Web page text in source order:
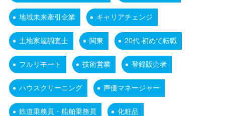
地域未来牽引企業 キャリアチェンジ
土地家屋調査士 関東 20代 初めて転職
フルリモート 技術営業 登録販売者
ハウスクリーニング 声優マネージャー
鉄道乗務員・船舶乗務員 化粧品